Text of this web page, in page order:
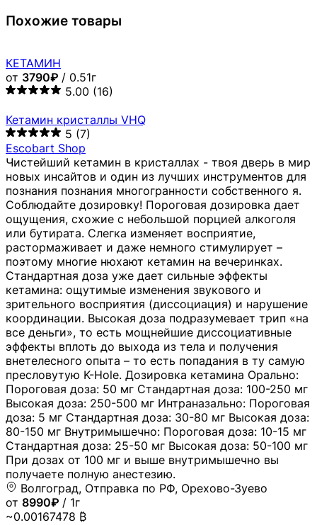
Похожие товары
КЕТАМИН
от 3790₽ / 0.51г
5.00 (16)
Кетамин кристаллы VHQ
5 (7)
Escobart Shop
Чистейший кетамин в кристаллах - твоя дверь в мир
новых инсайтов и один из лучших инструментов для
познания познания многогранности собственного я.
Соблюдайте дозировку! Пороговая дозировка дает
ощущения, схожие с небольшой порцией алкоголя
или бутирата. Слегка изменяет восприятие,
растормаживает и даже немного стимулирует –
поэтому многие нюхают кетамин на вечеринках.
Стандартная доза уже дает сильные эффекты
кетамина: ощутимые изменения звукового и
зрительного восприятия (диссоциация) и нарушение
координации. Высокая доза подразумевает трип «на
все деньги», то есть мощнейшие диссоциативные
эффекты вплоть до выхода из тела и получения
внетелесного опыта – то есть попадания в ту самую
пресловутую K-Hole. Дозировка кетамина Орально:
Пороговая доза: 50 мг Стандартная доза: 100-250 мг
Высокая доза: 250-500 мг Интраназально: Пороговая
доза: 5 мг Стандартная доза: 30-80 мг Высокая доза:
80-150 мг Внутримышечно: Пороговая доза: 10-15 мг
Стандартная доза: 25-50 мг Высокая доза: 50-100 мг
При дозах от 100 мг и выше внутримышечно вы
получаете полную анестезию.
Волгоград, Отправка по РФ, Орехово-Зуево
от 8990₽ / 1г
~0.00167478 ₿